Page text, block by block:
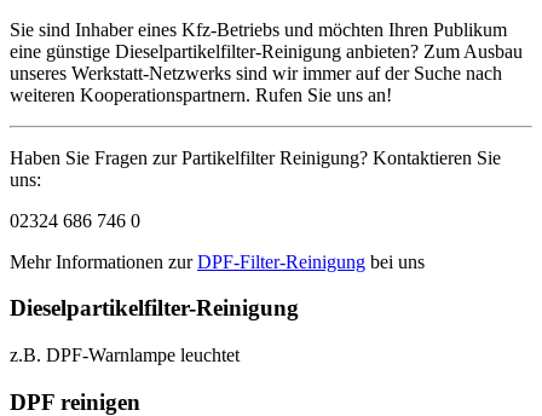
Sie sind Inhaber eines Kfz-Betriebs und möchten Ihren Publikum
eine günstige Dieselpartikelfilter-Reinigung anbieten? Zum Ausbau
unseres Werkstatt-Netzwerks sind wir immer auf der Suche nach
weiteren Kooperationspartnern. Rufen Sie uns an!
Haben Sie Fragen zur Partikelfilter Reinigung? Kontaktieren Sie
uns:
02324 686 746 0
Mehr Informationen zurDPF-Filter-Reinigung bei uns
Dieselpartikelfilter-Reinigung
z.B. DPF-Warnlampe leuchtet
DPF reinigen